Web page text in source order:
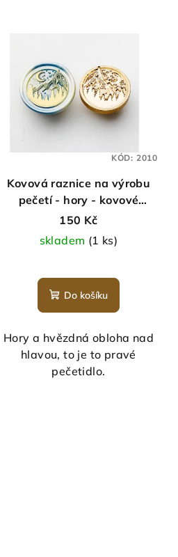
Kovová raznice na výrobu
pečetí - hory - kovové
pečetidlo
150 Kč
skladem (1 ks)
Do košíku
Hory a hvězdná obloha nad
hlavou, to je to pravé
pečetidlo.
KÓD: 2010